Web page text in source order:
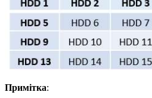
Примітка: